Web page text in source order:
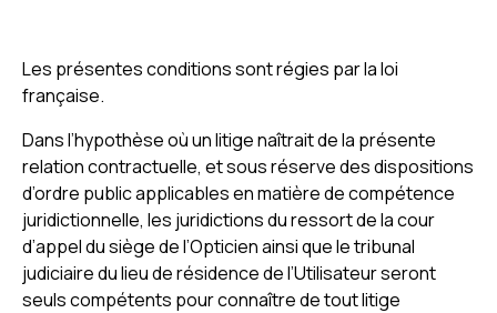
Les présentes conditions sont régies par la loi
française.
Dans l’hypothèse où un litige naîtrait de la présente
relation contractuelle, et sous réserve des dispositions
d’ordre public applicables en matière de compétence
juridictionnelle, les juridictions du ressort de la cour
d’appel du siège de l’Opticien ainsi que le tribunal
judiciaire du lieu de résidence de l’Utilisateur seront
seuls compétents pour connaître de tout litige